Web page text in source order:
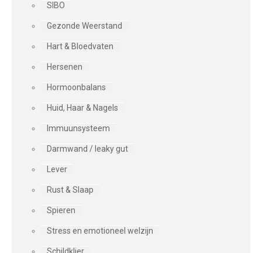
SIBO
Gezonde Weerstand
Hart & Bloedvaten
Hersenen
Hormoonbalans
Huid, Haar & Nagels
Immuunsysteem
Darmwand / leaky gut
Lever
Rust & Slaap
Spieren
Stress en emotioneel welzijn